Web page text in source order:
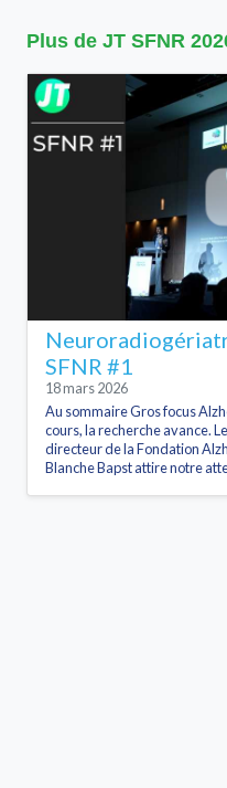
Plus de JT SFNR
SFNR #1
18 mars 2026
Au sommaire Gros focus
cours, la recherche avance.
directeur de la Fondation
Blanche Bapst attire notre